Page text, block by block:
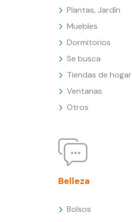
Plantas, Jardín
Muebles
Dormitorios
Se busca
Tiendas de hogar
Ventanas
Otros
Belleza
Bolsos